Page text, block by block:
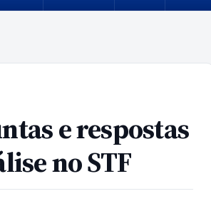
e respostas
no STF